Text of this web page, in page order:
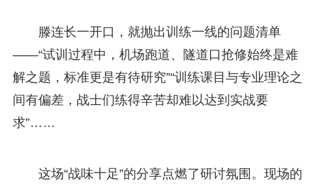
滕连长一开口，就抛出训练一线的问题清单
——“试训过程中，机场跑道、隧道口抢修始终是难
解之题，标准更是有待研究”“训练课目与专业理论之
间有偏差，战士们练得辛苦却难以达到实战要
求”……
这场“战味十足”的分享点燃了研讨氛围。现场的